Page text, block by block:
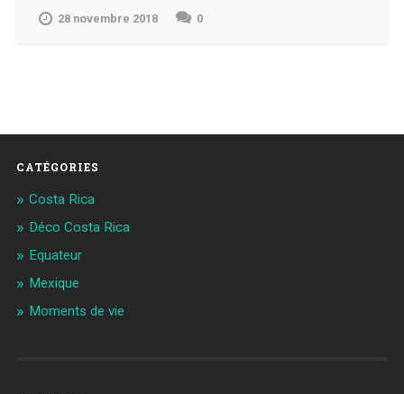
28 novembre 2018 0
CATÉGORIES
Costa Rica
Déco Costa Rica
Equateur
Mexique
Moments de vie